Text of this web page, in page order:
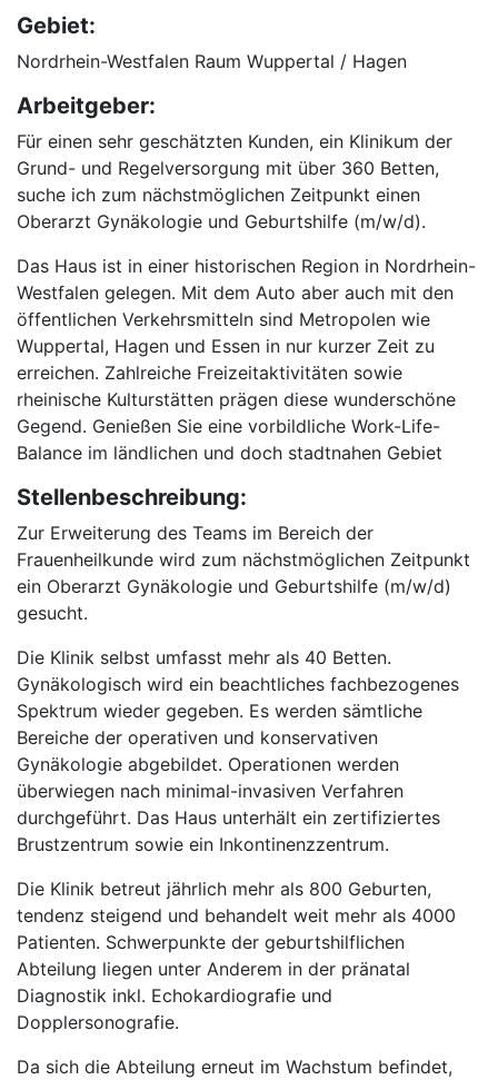
Gebiet:
Nordrhein-Westfalen Raum Wuppertal / Hagen
Arbeitgeber:
Für einen sehr geschätzten Kunden, ein Klinikum der
Grund- und Regelversorgung mit über 360 Betten,
suche ich zum nächstmöglichen Zeitpunkt einen
Oberarzt Gynäkologie und Geburtshilfe (m/w/d).
Das Haus ist in einer historischen Region in Nordrhein-
Westfalen gelegen. Mit dem Auto aber auch mit den
öffentlichen Verkehrsmitteln sind Metropolen wie
Wuppertal, Hagen und Essen in nur kurzer Zeit zu
erreichen. Zahlreiche Freizeitaktivitäten sowie
rheinische Kulturstätten prägen diese wunderschöne
Gegend. Genießen Sie eine vorbildliche Work-Life-
Balance im ländlichen und doch stadtnahen Gebiet
Stellenbeschreibung:
Zur Erweiterung des Teams im Bereich der
Frauenheilkunde wird zum nächstmöglichen Zeitpunkt
ein Oberarzt Gynäkologie und Geburtshilfe (m/w/d)
gesucht.
Die Klinik selbst umfasst mehr als 40 Betten.
Gynäkologisch wird ein beachtliches fachbezogenes
Spektrum wieder gegeben. Es werden sämtliche
Bereiche der operativen und konservativen
Gynäkologie abgebildet. Operationen werden
überwiegen nach minimal-invasiven Verfahren
durchgeführt. Das Haus unterhält ein zertifiziertes
Brustzentrum sowie ein Inkontinenzzentrum.
Die Klinik betreut jährlich mehr als 800 Geburten,
tendenz steigend und behandelt weit mehr als 4000
Patienten. Schwerpunkte der geburtshilflichen
Abteilung liegen unter Anderem in der pränatal
Diagnostik inkl. Echokardiografie und
Dopplersonografie.
Da sich die Abteilung erneut im Wachstum befindet,